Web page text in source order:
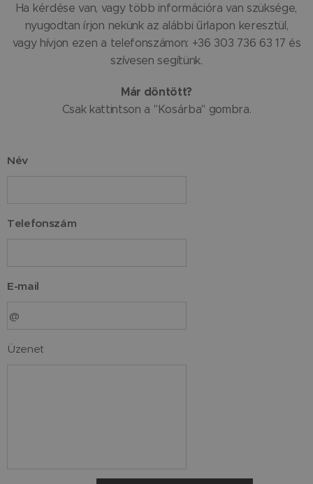
Ha kérdése van, vagy több információra van szüksége,
nyugodtan írjon nekünk az alábbi űrlapon keresztül,
vagy hívjon ezen a telefonszámon: +36 303 736 63 17 és
szívesen segítünk.
Már döntött?
Csak kattintson a "Kosárba" gombra.
Név
Telefonszám
E-mail
Üzenet